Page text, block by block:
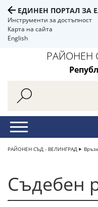
ЕДИНЕН ПОРТАЛ ЗА
Инструменти за достъпност
Карта на сайта
English
РАЙОНЕН
РАЙОНЕН СЪД - ВЕЛИНГРАД
Съдебен